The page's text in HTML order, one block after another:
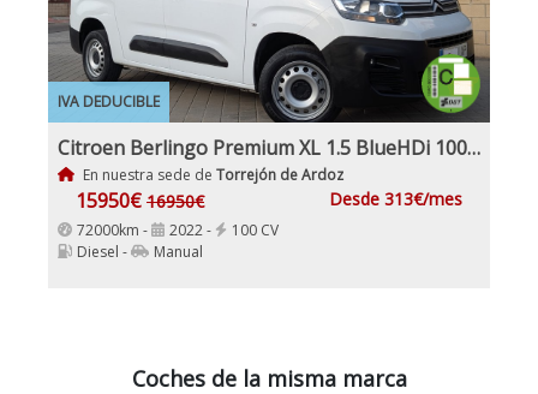
IVA DEDUCIBLE
Citroen Berlingo Premium XL 1.5 BlueHDi 100Cv Etiqueta C IVA Garantía Incl Nacional
En nuestra sede de Torrejón de Ardoz
15950€ 16950€ Desde 313€/mes
72000km - 2022 -
100 CV
Diesel -
Manual
Coches de la misma marca